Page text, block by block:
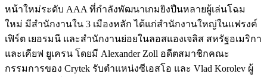
หน้าใหม่ระดับ AAA ที่กำลังพัฒนาเกมยิงปืนหลายผู้เล่นโฉม
ใหม่ มีสำนักงานใน 3 เมืองหลัก ได้แก่สำนักงานใหญ่ในแฟรงค์
เฟิร์ต เยอรมนี และสำนักงานย่อยในลอสแองเจลิส สหรัฐอเมริกา
และเคียฟ ยูเครน โดยมี Alexander Zoll อดีตสมาชิกคณะ
กรรมการของ Crytek รับตำแหน่งซีเอสโอ และ Vlad Korolev ผู้